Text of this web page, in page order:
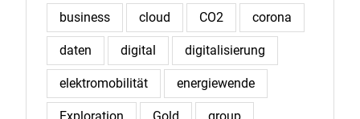
business cloud CO2 corona
daten digital digitalisierung
elektromobilität energiewende